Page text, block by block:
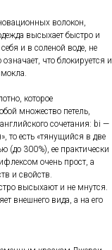
волокон,
высыхает быстро и
и в соленой воде, не
что блокируется и
которое
множество петель,
сочетания: bi —
то есть «тянущийся в две
(до 300%), ее практически
очень прост, а
и свойств.
высыхают и не мнутся.
внешнего вида, а на его